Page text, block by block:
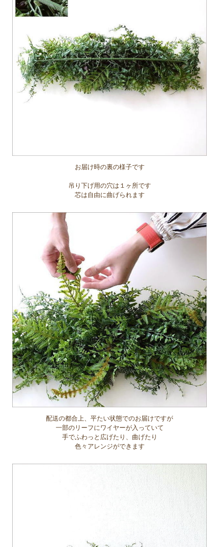
お届け時の裏の様子です
吊り下げ用の穴は１ヶ所です
芯は自由に曲げられます
配送の都合上、平たい状態でのお届けですが
一部のリーフにワイヤーが入っていて
手でふわっと広げたり、曲げたり
色々アレンジができます